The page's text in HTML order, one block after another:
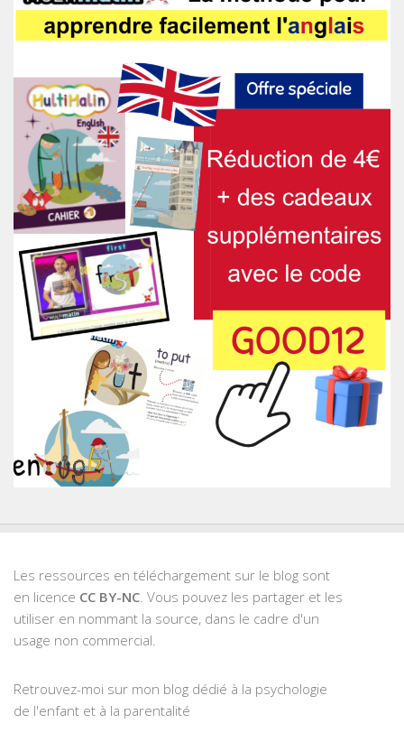
Les ressources en téléchargement sur le blog sont
en licence CC BY-NC . Vous pouvez les partager et les
utiliser en nommant la source, dans le cadre d'un
usage non commercial.
Retrouvez-moi sur mon blog dédié à la psychologie
de l'enfant et à la parentalité